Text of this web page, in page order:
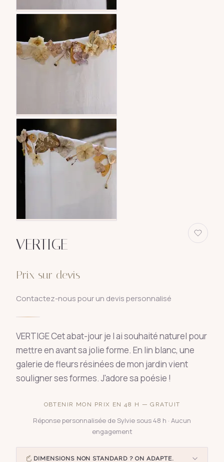
VERTIGE
Prix sur devis
Contactez-nous pour un devis personnalisé
VERTIGE Cet abat-jour je l ai souhaité naturel pour
mettre en avant sa jolie forme. En lin blanc, une
galerie de fleurs résinées de mon jardin vient
souligner ses formes. J'adore sa poésie !
OBTENIR MON PRIX EN 48 H — GRATUIT
Réponse personnalisée de Sylvie sous 48 h · Aucun
engagement
DIMENSIONS NON STANDARD ? ON ADAPTE.